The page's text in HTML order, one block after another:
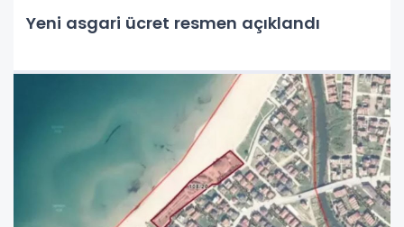
Yeni asgari ücret resmen açıklandı